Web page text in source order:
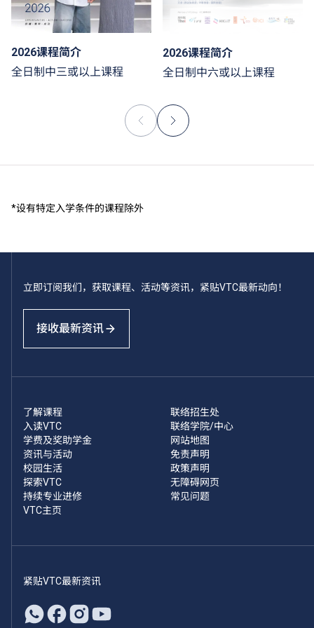
2026课程简介
全日制中三或以上课程
2026课程简介
全日制中六或以上课程
*设有特定入学条件的课程除外
立即订阅我们，获取课程、活动等资讯，紧贴VTC最新动向！
接收最新资讯
了解课程
入读VTC
学费及奖助学金
资讯与活动
校园生活
探索VTC
持续专业进修
VTC主页
联络招生处
联络学院/中心
网站地图
免责声明
政策声明
无障碍网页
常见问题
紧贴VTC最新资讯